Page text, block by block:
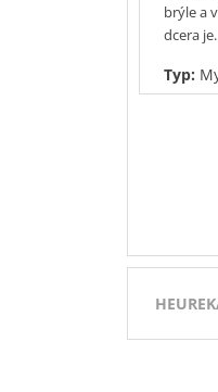
brýle a
dcera
Typ: